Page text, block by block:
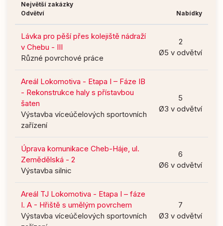
Největší zakázky
Odvětví
Nabídky
Lávka pro pěší přes kolejiště nádraží
v Chebu - III
Různé povrchové práce
2
Ø5 v odvětví
Areál Lokomotiva - Etapa I – Fáze IB
- Rekonstrukce haly s přístavbou
šaten
Výstavba víceúčelových sportovních
zařízení
5
Ø3 v odvětví
Úprava komunikace Cheb-Háje, ul.
Zemědělská - 2
Výstavba silnic
6
Ø6 v odvětví
Areál TJ Lokomotiva - Etapa I – fáze
I. A - Hřiště s umělým povrchem
Výstavba víceúčelových sportovních
7
Ø3 v odvětví